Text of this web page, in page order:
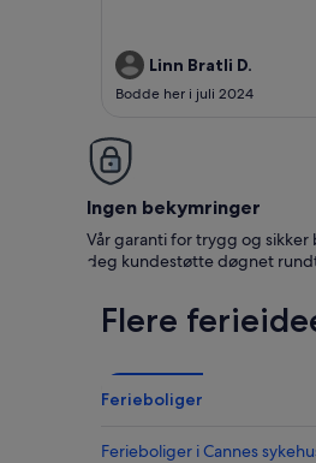
Linn Bratli D.
Bodde her i juli 2024
Ingen bekymringer
Vår garanti for trygg og sikker
deg kundestøtte døgnet
Flere
Ferieboliger
Ferieboliger i Cannes